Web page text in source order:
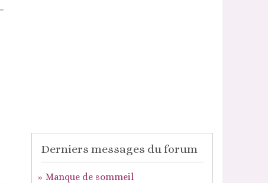
Derniers messages du forum
Manque de sommeil